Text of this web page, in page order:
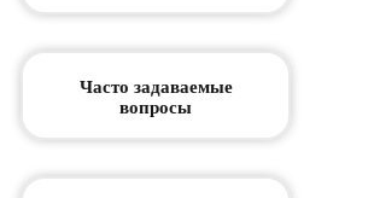
Часто задаваемые
вопросы